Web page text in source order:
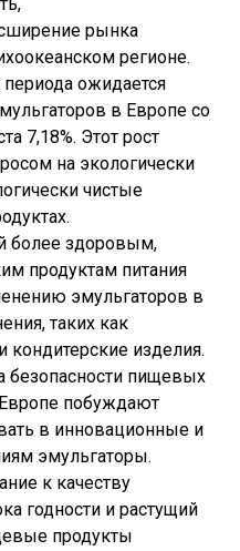
рынка
регионе.
ожидается
в Европе со
7,18%. Этот рост
на экологически
чистые
более здоровым,
продуктам питания
эмульгаторов в
таких как
изделия.
безопасности пищевых
побуждают
в инновационные и
эмульгаторы.
к качеству
годности и растущий
продукты